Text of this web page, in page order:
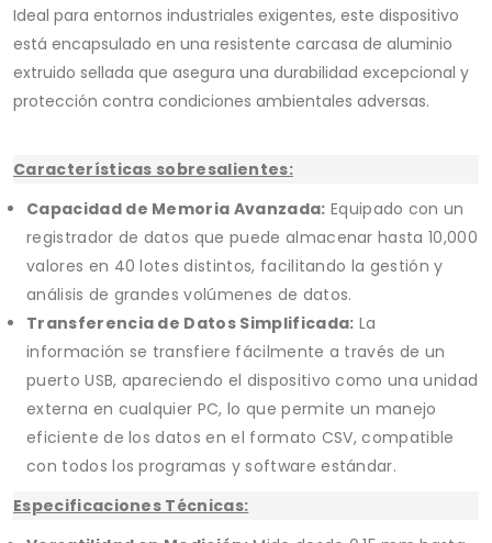
Ideal para entornos industriales exigentes, este dispositivo
está encapsulado en una resistente carcasa de aluminio
extruido sellada que asegura una durabilidad excepcional y
protección contra condiciones ambientales adversas.
Características sobresalientes:
Capacidad de Memoria Avanzada: Equipado con un
registrador de datos que puede almacenar hasta 10,000
valores en 40 lotes distintos, facilitando la gestión y
análisis de grandes volúmenes de datos.
Transferencia de Datos Simplificada: La
información se transfiere fácilmente a través de un
puerto USB, apareciendo el dispositivo como una unidad
externa en cualquier PC, lo que permite un manejo
eficiente de los datos en el formato CSV, compatible
con todos los programas y software estándar.
Especificaciones Técnicas: